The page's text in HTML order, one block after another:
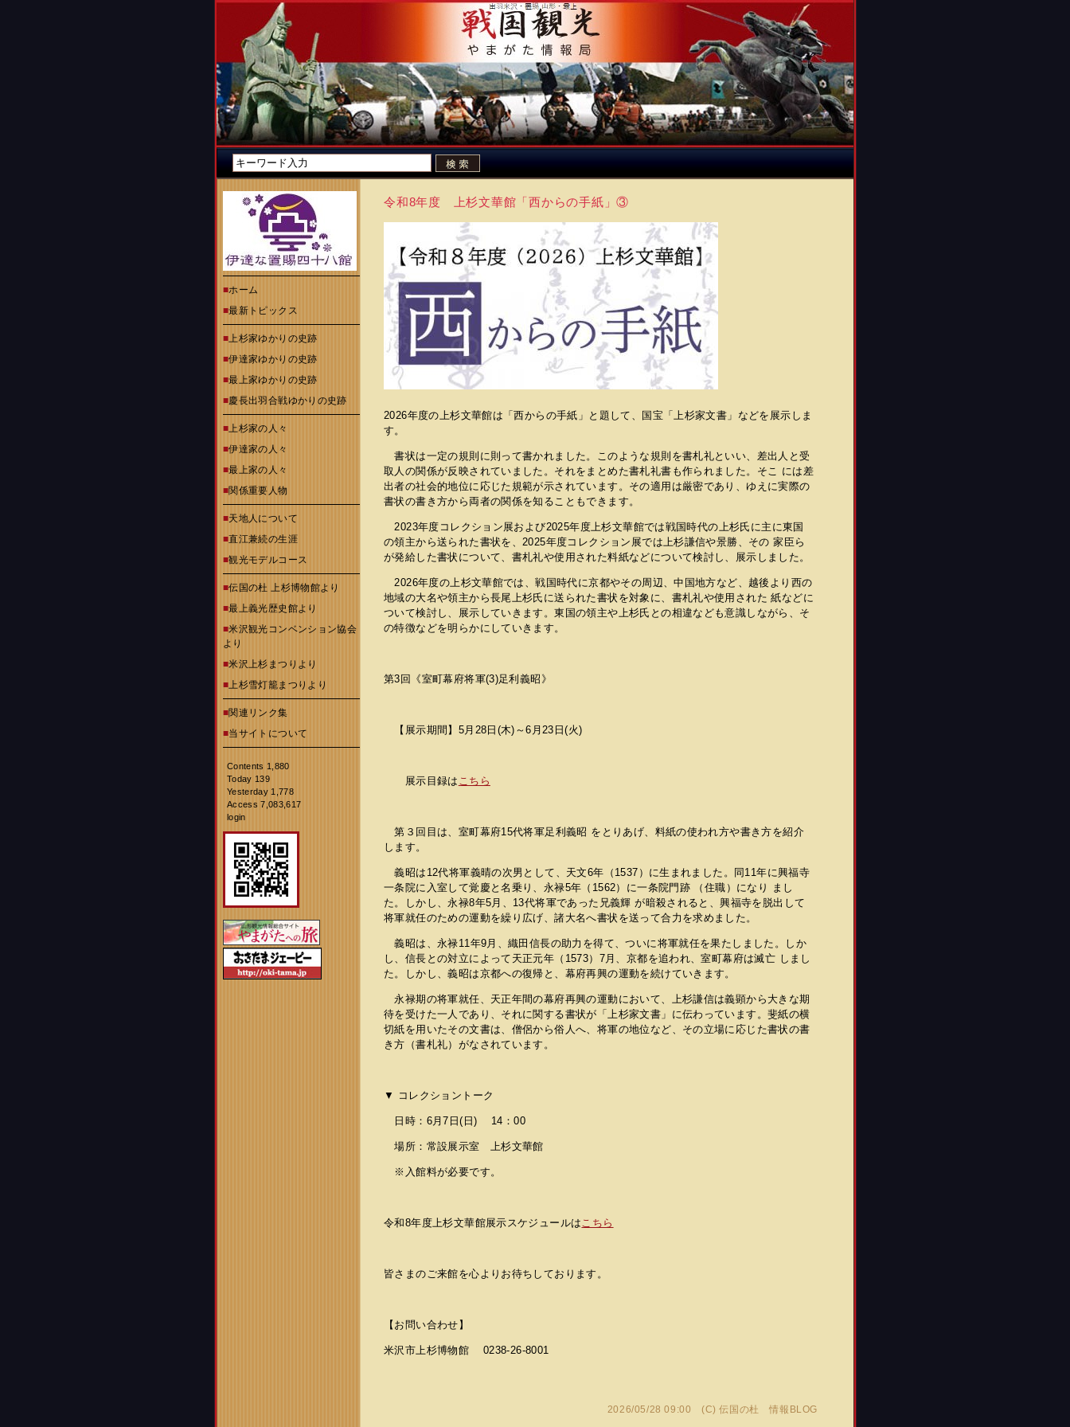
■ホーム
■最新トピックス
■上杉家ゆかりの史跡
■伊達家ゆかりの史跡
■最上家ゆかりの史跡
■慶長出羽合戦ゆかりの史跡
■上杉家の人々
■伊達家の人々
■最上家の人々
■関係重要人物
■天地人について
■直江兼続の生涯
■観光モデルコース
■伝国の杜 上杉博物館より
■最上義光歴史館より
■米沢観光コンベンション協会
より
■米沢上杉まつりより
■上杉雪灯籠まつりより
■関連リンク集
■当サイトについて
Contents 1,880
Today 139
Yesterday 1,778
Access 7,083,617
login
令和8年度 上杉文華館「西からの手紙」③
2026年度の上杉文華館は「西からの手紙」と題して、国宝「上杉家文書」などを展示しま
す。
書状は一定の規則に則って書かれました。このような規則を書札礼といい、差出人と受
取人の関係が反映されていました。それをまとめた書札礼書も作られました。そこ には差
出者の社会的地位に応じた規範が示されています。その適用は厳密であり、ゆえに実際の
書状の書き方から両者の関係を知ることもできます。
2023年度コレクション展および2025年度上杉文華館では戦国時代の上杉氏に主に東国
の領主から送られた書状を、2025年度コレクション展では上杉謙信や景勝、その 家臣ら
が発給した書状について、書札礼や使用された料紙などについて検討し、展示しました。
2026年度の上杉文華館では、戦国時代に京都やその周辺、中国地方など、越後より西の
地域の大名や領主から長尾上杉氏に送られた書状を対象に、書札礼や使用された 紙などに
ついて検討し、展示していきます。東国の領主や上杉氏との相違なども意識しながら、そ
の特徴などを明らかにしていきます。
第3回《室町幕府将軍(3)足利義昭》
【展示期間】5月28日(木)～6月23日(火)
展示目録は こちら
第３回目は、室町幕府15代将軍足利義昭 をとりあげ、料紙の使われ方や書き方を紹介
します。
義昭は12代将軍義晴の次男として、天文6年（1537）に生まれました。同11年に興福寺
一条院に入室して覚慶と名乗り、永禄5年（1562）に一条院門跡 （住職）になり まし
た。しかし、永禄8年5月、13代将軍であった兄義輝 が暗殺されると、興福寺を脱出して
将軍就任のための運動を繰り広げ、諸大名へ書状を送って合力を求めました。
義昭は、永禄11年9月、織田信長の助力を得て、ついに将軍就任を果たしました。しか
し、信長との対立によって天正元年（1573）7月、京都を追われ、室町幕府は滅亡 しまし
た。しかし、義昭は京都への復帰と、幕府再興の運動を続けていきます。
永禄期の将軍就任、天正年間の幕府再興の運動において、上杉謙信は義顕から大きな期
待を受けた一人であり、それに関する書状が「上杉家文書」に伝わっています。斐紙の横
切紙を用いたその文書は、僧侶から俗人へ、将軍の地位など、その立場に応じた書状の書
き方（書札礼）がなされています。
▼ コレクショントーク
日時：6月7日(日) 14：00
場所：常設展示室 上杉文華館
※入館料が必要です。
令和8年度上杉文華館展示スケジュールはこちら
皆さまのご来館を心よりお待ちしております。
【お問い合わせ】
米沢市上杉博物館 0238-26-8001
2026/05/28 09:00 (C)伝国の杜 情報BLOG